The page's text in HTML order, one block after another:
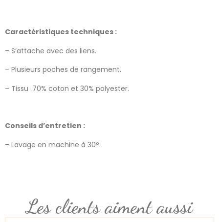
Caractéristiques techniques :
– S’attache avec des liens.
– Plusieurs poches de rangement.
– Tissu 70% coton et 30% polyester.
Conseils d’entretien :
– Lavage en machine à 30°.
Les clients aiment aussi